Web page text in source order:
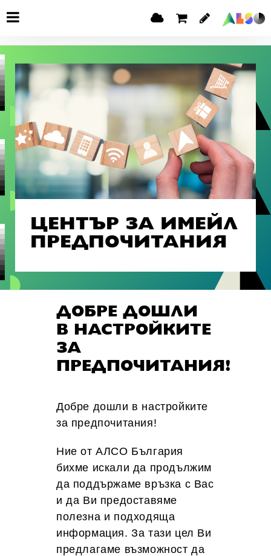
ЦЕНТЪР ЗА ИМЕЙЛ
ПРЕДПОЧИТАНИЯ
ДОБРЕ ДОШЛИ
В НАСТРОЙКИТЕ
ЗА
ПРЕДПОЧИТАНИЯ!
Добре дошли в настройките
за предпочитания!
Ние от АЛСО България
бихме искали да продължим
да поддържаме връзка с Вас
и да Ви предоставяме
полезна и подходяща
информация. За тази цел Ви
предлагаме възможност да